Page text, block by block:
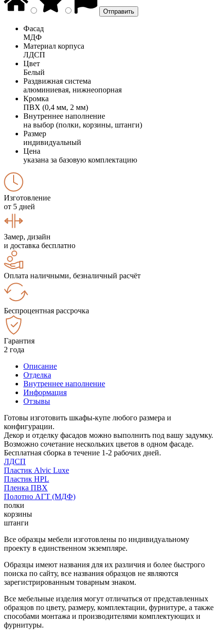
Фасад
МДФ
Материал корпуса
ЛДСП
Цвет
Белый
Раздвижная система
алюминиевая, нижнеопорная
Кромка
ПВХ (0,4 мм, 2 мм)
Внутреннее наполнение
на выбор (полки, корзины, штанги)
Размер
индивидуальный
Цена
указана за базовую комплектацию
Изготовление
от 5 дней
Замер, дизайн
и доставка бесплатно
Оплата наличными, безналичный расчёт
Беспроцентная рассрочка
Гарантия
2 года
Описание
Отделка
Внутреннее наполнение
Информация
Отзывы
Готовы изготовить шкафы-купе любого размера и
конфигурации.
Декор и отделку фасадов можно выполнить под вашу задумку.
Возможно сочетание нескольких цветов в одном фасаде.
Бесплатная сборка в течение 1-2 рабочих дней.
ЛДСП
Пластик Alvic Luxe
Пластик HPL
Пленка ПВХ
Полотно АГТ (МДФ)
полки
корзины
штанги
Все образцы мебели изготовлены по индивидуальному
проекту в единственном экземпляре.
Образцы имеют названия для их различия и более быстрого
поиска по сайту, все названия образцов не являются
зарегистрированным товарным знаком.
Все мебельные изделия могут отличаться от представленных
образцов по цвету, размеру, комплектации, фурнитуре, а также
способами монтажа и производителями комплектующих и
фурнитуры.